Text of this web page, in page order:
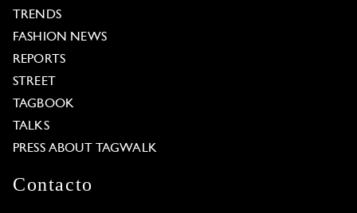
TRENDS
FASHION NEWS
REPORTS
STREET
TAGBOOK
TALKS
PRESS ABOUT TAGWALK
Contacto